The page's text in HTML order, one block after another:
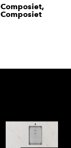
Composiet,
Composiet